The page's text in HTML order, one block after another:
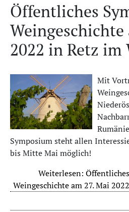
Öffentliches
Weingeschichte
2022 in Retz
Mit
Symposium steht allen
bis Mitte Mai möglich!
Weiterlesen:
Weingeschichte am 27. Mai